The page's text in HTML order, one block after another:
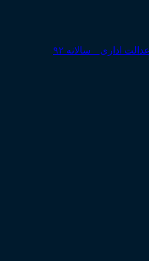
اداری _ سالانه ۹۲